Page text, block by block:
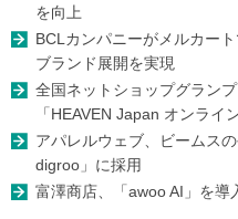
を向上
BCLカンパニーがメルカー
ブランド展開を実現
全国ネットショップグラン
「HEAVEN Japan オンライ
アパレルウェブ、ビームス
digroo」に採用
富澤商店、「awoo AI」を